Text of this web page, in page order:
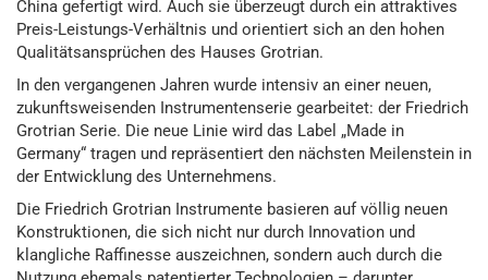
China gefertigt wird. Auch sie überzeugt durch ein attraktives
Preis-Leistungs-Verhältnis und orientiert sich an den hohen
Qualitätsansprüchen des Hauses Grotrian.
In den vergangenen Jahren wurde intensiv an einer neuen,
zukunftsweisenden Instrumentenserie gearbeitet: der Friedrich
Grotrian Serie. Die neue Linie wird das Label „Made in
Germany“ tragen und repräsentiert den nächsten Meilenstein in
der Entwicklung des Unternehmens.
Die Friedrich Grotrian Instrumente basieren auf völlig neuen
Konstruktionen, die sich nicht nur durch Innovation und
klangliche Raffinesse auszeichnen, sondern auch durch die